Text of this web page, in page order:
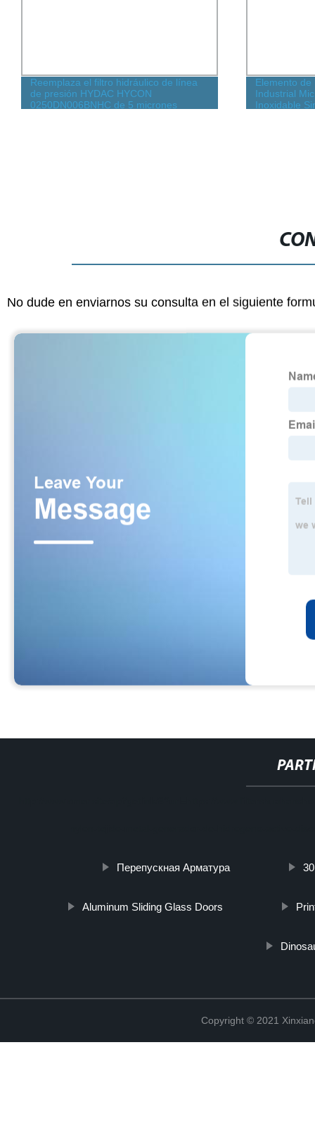
Reemplaza el filtro hidráulico de línea
de presión HYDAC HYCON
0250DN006BNHC de 5 micrones
Elemento de
Industrial
Inoxidable
No dude en enviarnos su consulta en el siguiente
Перепускная Арматура
Aluminum Sliding Glass Doors
Copyright © 2021